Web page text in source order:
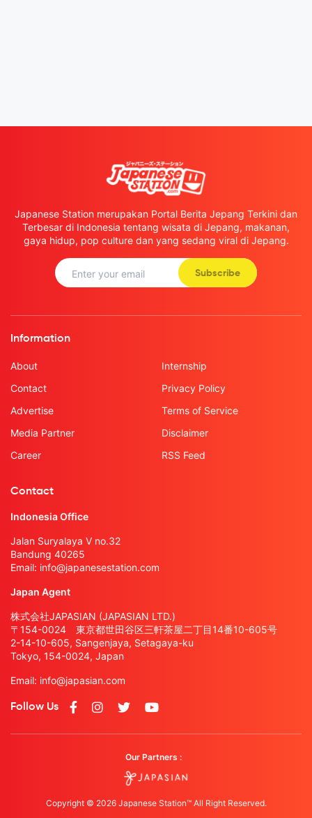
Japanese Station merupakan Portal Berita Jepang Terkini dan
Terbesar di Indonesia tentang wisata di Jepang, makanan,
gaya hidup, pop culture dan yang sedang viral di Jepang.
Subscribe
Information
About
Contact
Advertise
Media Partner
Career
Internship
Privacy Policy
Terms of Service
Disclaimer
RSS Feed
Contact
Indonesia Office
Jalan Suryalaya V no.32
Bandung 40265
Email: info@japanesestation.com
Japan Agent
株式会社JAPASIAN (JAPASIAN LTD.)
〒154-0024 東京都世田谷区三軒茶屋二丁目14番10-605号
2-14-10-605, Sangenjaya, Setagaya-ku
Tokyo, 154-0024, Japan
Email: info@japasian.com
Follow Us
Our Partners :
Copyright © 2026 Japanese Station™ All Right Reserved.